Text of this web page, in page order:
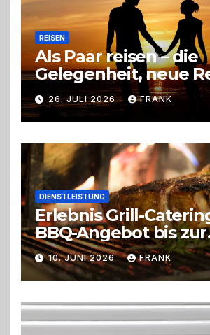
REISEN
Als Paar reisen – die
Gelegenheit, neue
zu entdecken
26. JULI 2026 FRANK
DIENSTLEISTUNG
Erlebnis Grill-
BBQ-Angebot bis zur
perfekten
Trend zu Outdoor-
Live-Cooking
10. JUNI 2026 FRANK